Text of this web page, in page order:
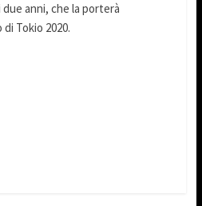
anni, che la porterà
Tokio 2020.